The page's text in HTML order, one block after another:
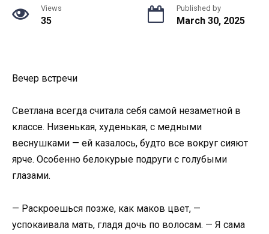
Views
35
Published by
March 30, 2025
Вечер встречи
Светлана всегда считала себя самой незаметной в
классе. Низенькая, худенькая, с медными
веснушками — ей казалось, будто все вокруг сияют
ярче. Особенно белокурые подруги с голубыми
глазами.
— Раскроешься позже, как маков цвет, —
успокаивала мать, гладя дочь по волосам. — Я сама